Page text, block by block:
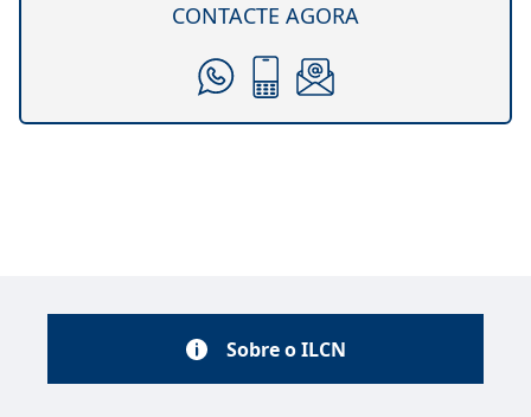
CONTACTE AGORA
Sobre o ILCN